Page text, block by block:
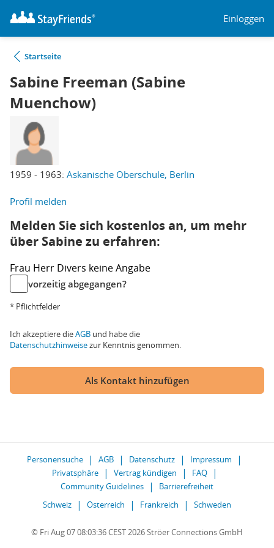
Einloggen
Startseite
Sabine Freeman (Sabine
Muenchow)
1959 - 1963: Askanische Oberschule, Berlin
Profil melden
Melden Sie sich kostenlos an, um mehr
über Sabine zu erfahren:
Frau Herr Divers keine Angabe
vorzeitig abgegangen?
* Pflichtfelder
Ich akzeptiere dieAGB und habe die
Datenschutzhinweisezur Kenntnis genommen.
Als Kontakt hinzufügen
Personensuche AGB Datenschutz
Impressum
Privatsphäre
Vertrag kündigen
FAQ
Community Guidelines
Barrierefreiheit
Schweiz
Österreich Frankreich Schweden
© Fri Aug 07 08:03:36 CEST 2026 Ströer Connections GmbH